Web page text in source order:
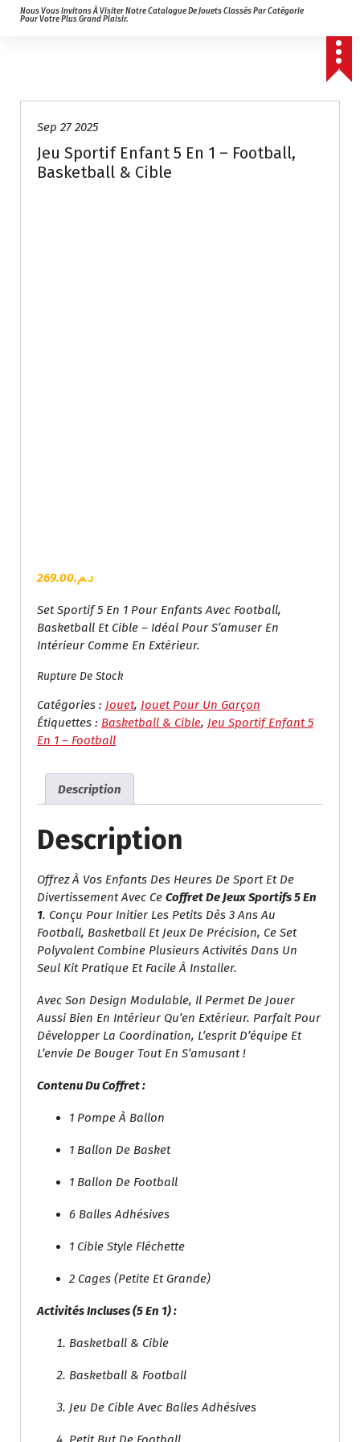
Nous Vous Invitons À Visiter Notre Catalogue De Jouets Classés Par Catégorie
Pour Votre Plus Grand Plaisir.
Sep 27 2025
Jeu Sportif Enfant 5 En 1 – Football,
Basketball & Cible
د.م.269.00
Set Sportif 5 En 1 Pour Enfants Avec Football,
Basketball Et Cible – Idéal Pour S’amuser En
Intérieur Comme En Extérieur.
Rupture De Stock
Catégories : Jouet, Jouet Pour Un Garçon
Étiquettes : Basketball & Cible, Jeu Sportif Enfant 5
En 1 – Football
Description
Description
Offrez À Vos Enfants Des Heures De Sport Et De
Divertissement Avec Ce Coffret De Jeux Sportifs 5 En
1. Conçu Pour Initier Les Petits Dès 3 Ans Au
Football, Basketball Et Jeux De Précision, Ce Set
Polyvalent Combine Plusieurs Activités Dans Un
Seul Kit Pratique Et Facile À Installer.
Avec Son Design Modulable, Il Permet De Jouer
Aussi Bien En Intérieur Qu’en Extérieur. Parfait Pour
Développer La Coordination, L’esprit D’équipe Et
L’envie De Bouger Tout En S’amusant !
Contenu Du Coffret :
1 Pompe À Ballon
1 Ballon De Basket
1 Ballon De Football
6 Balles Adhésives
1 Cible Style Fléchette
2 Cages (petite Et Grande)
Activités Incluses (5 En 1) :
Basketball & Cible
Basketball & Football
Jeu De Cible Avec Balles Adhésives